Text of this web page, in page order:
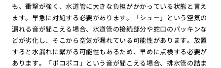
も、衝撃が強く、水道管に大きな負担がかかっている状態と言え
ます。早急に対処する必要があります。「シュー」という空気の
漏れる音が聞こえる場合、水道管の接続部分や蛇口のパッキンな
どが劣化し、そこから空気が漏れている可能性があります。放置
すると水漏れに繋がる可能性もあるため、早めに点検する必要が
あります。「ポコポコ」という音が聞こえる場合、排水管の詰ま